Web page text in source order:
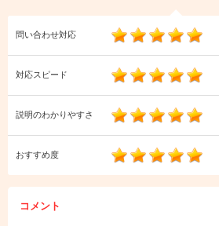
問い合わせ対応
対応スピード
説明のわかりやすさ
おすすめ度
コメント